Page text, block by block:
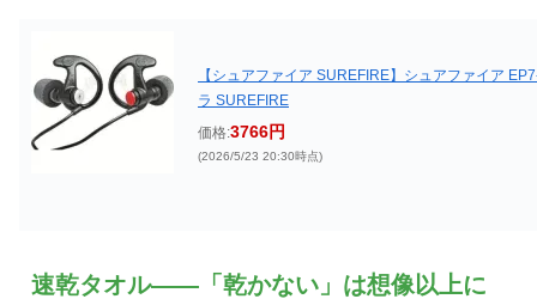
【シュアファイア SUREFIRE】シュアファイア
ラ SUREFIRE
価格:3766円
(2026/5/23 20:30時点)
速乾タオル——「乾かない」は想像以上に